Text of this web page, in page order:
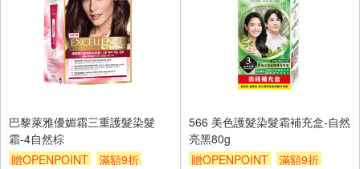
巴黎萊雅優媚霜三重護髮染髮
霜-4自然棕
贈OPENPOINT
滿額9折
566 美色護髮染髮霜補充盒-自然
亮黑80g
贈OPENPOINT
滿額9折